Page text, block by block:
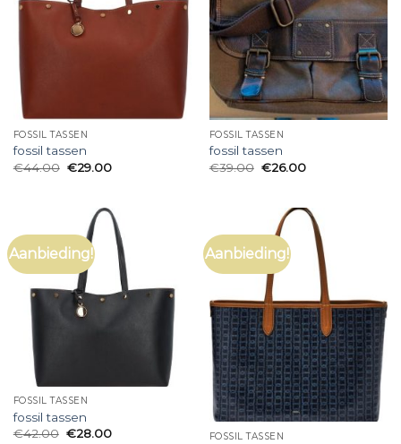
FOSSIL TASSEN
fossil tassen
€44.00 €29.00
FOSSIL TASSEN
fossil tassen
€39.00 €26.00
Aanbieding!
FOSSIL TASSEN
fossil tassen
€42.00 €28.00
Aanbieding!
FOSSIL TASSEN